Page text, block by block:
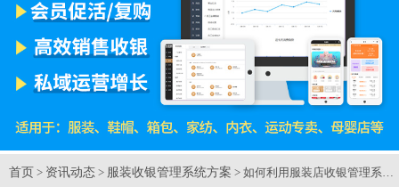
首页 > 资讯动态 > 服装收银管理系统方案 > 如何利用服装店收银管理系